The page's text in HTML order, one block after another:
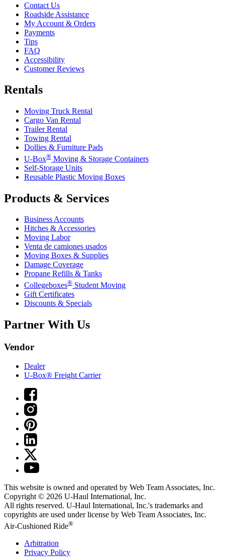
Contact Us
Roadside Assistance
My Account & Orders
Payments
Tips
FAQ
Accessibility
Customer Reviews
Rentals
Moving Truck Rental
Cargo Van Rental
Trailer Rental
Towing Rental
Dollies & Furniture Pads
U-Box® Moving & Storage Containers
Self-Storage Units
Reusable Plastic Moving Boxes
Products & Services
Business Accounts
Hitches & Accessories
Moving Labor
Venta de camiones usados
Moving Boxes & Supplies
Damage Coverage
Propane Refills & Tanks
Collegeboxes® Student Moving
Gift Certificates
Discounts & Specials
Partner With Us
Vendor
Dealer
U-Box® Freight Carrier
This website is owned and operated by Web Team Associates, Inc.
Copyright © 2026 U-Haul International, Inc.
All rights reserved. U-Haul International, Inc.'s trademarks and
copyrights are used under license by Web Team Associates, Inc.
Air-Cushioned Ride®
Arbitration
Privacy Policy